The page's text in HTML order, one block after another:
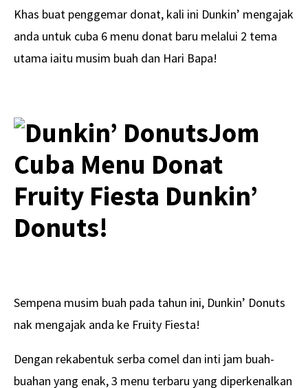
Khas buat penggemar donat, kali ini Dunkin’ mengajak
anda untuk cuba 6 menu donat baru melalui 2 tema
utama iaitu musim buah dan Hari Bapa!
Jom
Cuba Menu Donat
Fruity Fiesta Dunkin’
Donuts!
Sempena musim buah pada tahun ini, Dunkin’ Donuts
nak mengajak anda ke Fruity Fiesta!
Dengan rekabentuk serba comel dan inti jam buah-
buahan yang enak, 3 menu terbaru yang diperkenalkan